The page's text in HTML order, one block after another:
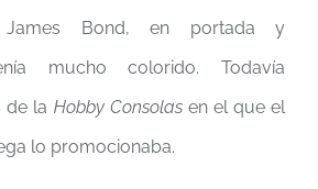
James Bond, en portada y
mucho colorido. Todavía
de la Hobby Consolasen el que el
lo promocionaba.